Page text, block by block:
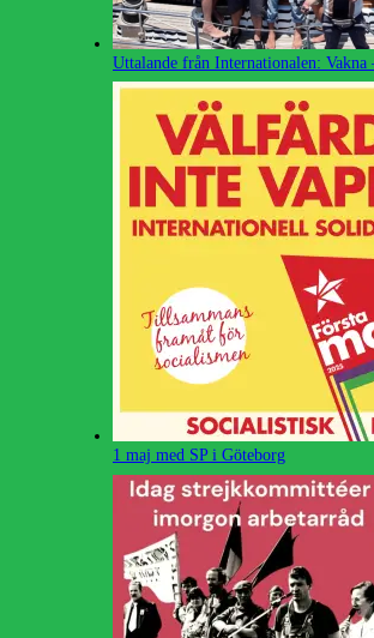
Uttalande från Internationalen: Vakna
1 maj med SP i Göteborg